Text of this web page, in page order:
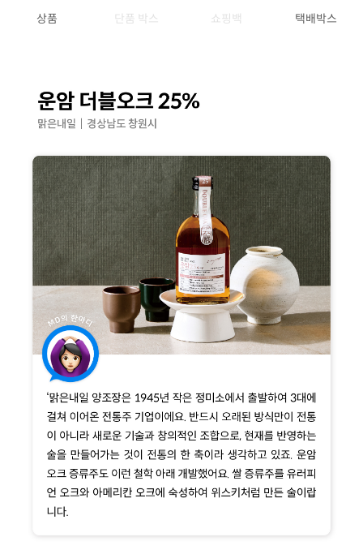
상품 단품 박스 쇼핑백 택배박스